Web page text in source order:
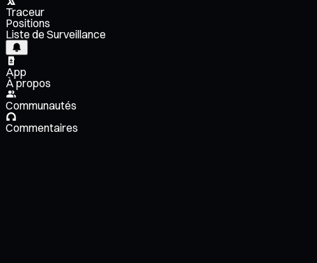
Traceur
Positions
Liste de Surveillance
App
À propos
Communautés
Commentaires